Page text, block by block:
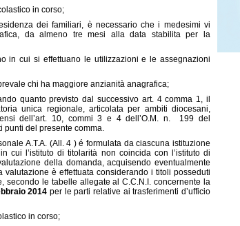
in corso;
dei familiari, è necessario che i medesimi vi
da almeno tre mesi alla data stabilita per la
in cui si effettuano le utilizzazioni e le assegnazioni
chi ha maggiore anzianità anagrafica;
quanto previsto dal successivo art. 4 comma 1, il
unica regionale, articolata per ambiti diocesani,
dell’art. 10, commi 3 e 4 dell’O.M. n. 199 del
punti del presente comma.
A.T.A. (All. 4 ) é formulata da ciascuna istituzione
cui l’istituto di titolarità non coincida con l’istituto di
della domanda, acquisendo eventualmente
è effettuata considerando i titoli posseduti
secondo le tabelle allegate al C.C.N.I. concernente la
2014per le parti relative ai trasferimenti d’ufficio
in corso;